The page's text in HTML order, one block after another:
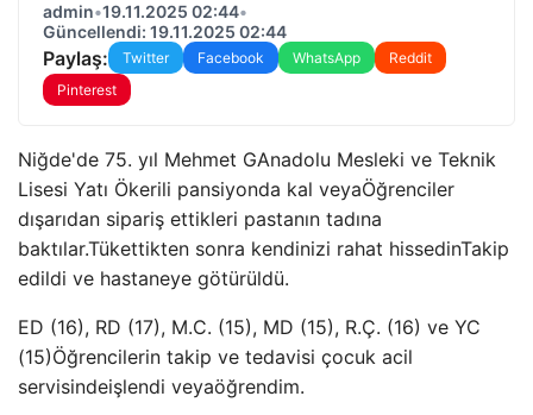
admin•19.11.2025 02:44•
Güncellendi: 19.11.2025 02:44
Paylaş: Twitter Facebook WhatsApp
Reddit
Pinterest
Niğde'de 75. yıl Mehmet GAnadolu Mesleki ve Teknik
Lisesi Yatı Ökerili pansiyonda kal veyaÖğrenciler
dışarıdan sipariş ettikleri pastanın tadına
baktılar.Tükettikten sonra kendinizi rahat hissedinTakip
edildi ve hastaneye götürüldü.
ED (16), RD (17), M.C. (15), MD (15), R.Ç. (16) ve YC
(15)Öğrencilerin takip ve tedavisi çocuk acil
servisindeişlendi veyaöğrendim.